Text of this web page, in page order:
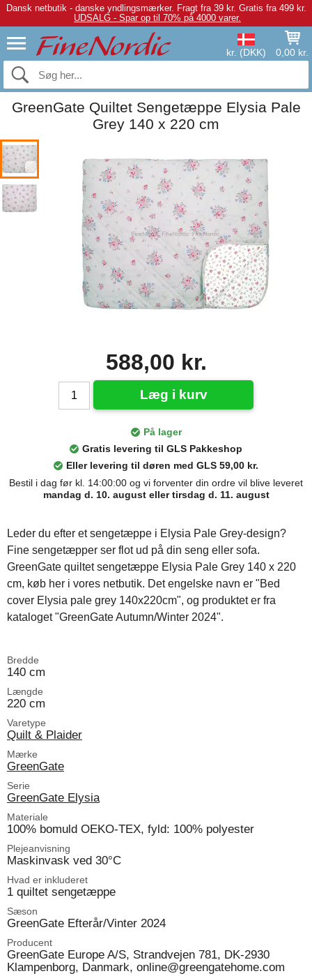
Dansk netbutik - danske yndlingsmærker. Fragt fra 39 kr. Gratis fra 499 kr.
UDSALG - Spar op til 70% på 4000 varer.
kr. (DKK) 0,00 kr.
GreenGate Quiltet Sengetæppe Elysia Pale
Grey 140 x 220 cm
588,00 kr.
Læg i kurv
På lager
Gratis levering til GLS Pakkeshop
Eller levering til døren med GLS 59,00 kr.
Bestil i dag før kl. 14:00:00 og vi forventer din ordre vil blive leveret
mandag d. 10. august eller tirsdag d. 11. august
Leder du efter et sengetæppe i Elysia Pale Grey-design?
Fine sengetæpper ser flot ud på din seng eller sofa.
GreenGate quiltet sengetæppe Elysia Pale Grey 140 x 220
cm, køb her i vores netbutik. Det engelske navn er "Bed
cover Elysia pale grey 140x220cm", og produktet er fra
kataloget "GreenGate Autumn/Winter 2024".
Bredde
140 cm
Længde
220 cm
Varetype
Quilt & Plaider
Mærke
GreenGate
Serie
GreenGate Elysia
Materiale
100% bomuld OEKO-TEX, fyld: 100% polyester
Plejeanvisning
Maskinvask ved 30°C
Hvad er inkluderet
1 quiltet sengetæppe
Sæson
GreenGate Efterår/Vinter 2024
Producent
GreenGate Europe A/S, Strandvejen 781, DK-2930
Klampenborg, Danmark, online@greengatehome.com